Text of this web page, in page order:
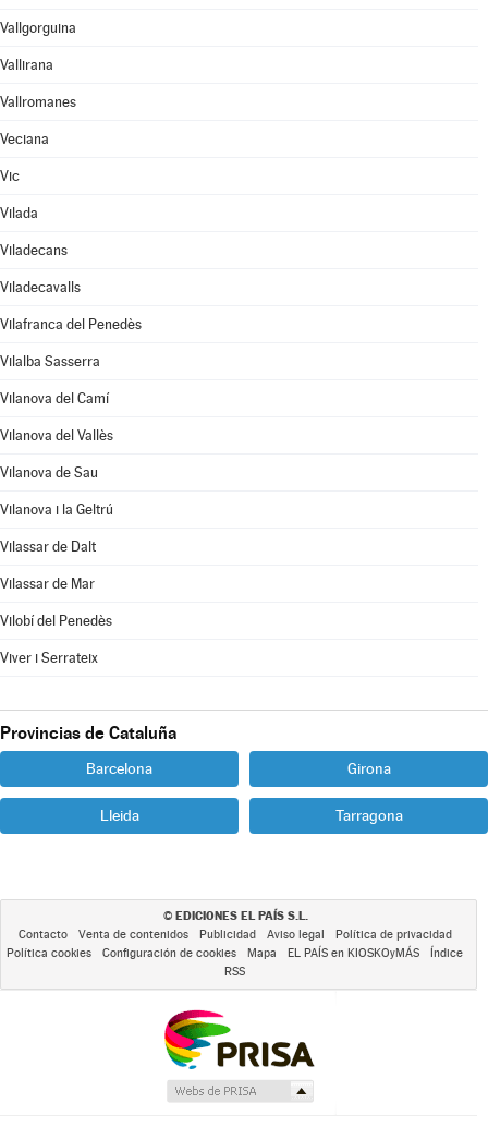
Vallgorguina
Vallirana
Vallromanes
Veciana
Vic
Vilada
Viladecans
Viladecavalls
Vilafranca del Penedès
Vilalba Sasserra
Vilanova del Camí
Vilanova del Vallès
Vilanova de Sau
Vilanova i la Geltrú
Vilassar de Dalt
Vilassar de Mar
Vilobí del Penedès
Viver i Serrateix
Provincias de Cataluña
Barcelona Girona
Lleida Tarragona
© EDICIONES EL PAÍS S.L.
Contacto Venta de contenidos Publicidad Aviso legal
Política de privacidad
Política cookies
Configuración de cookies Mapa EL PAÍS en KIOSKOyMÁS
Índice
RSS